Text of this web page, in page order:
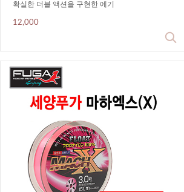
확실한 더블 액션을 구현한 에기
12,000